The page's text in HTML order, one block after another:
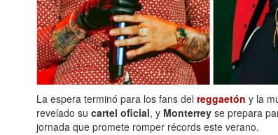
La espera terminó para los fans del reggaetón y la
revelado su cartel oficial, y Monterrey se prepara
jornada que promete romper récords este verano.